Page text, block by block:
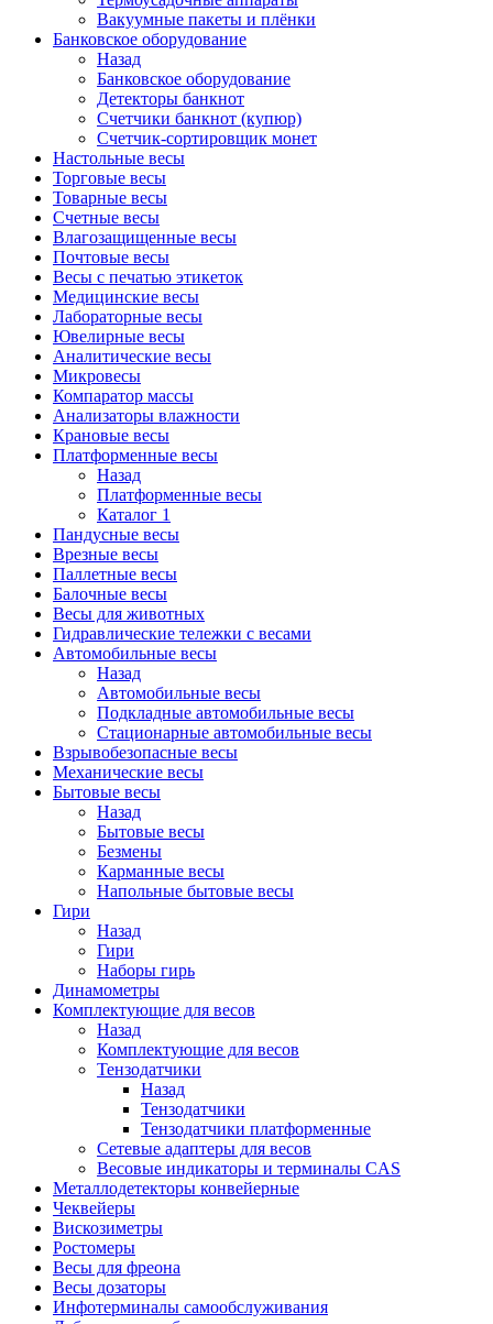
Вакуумные пакеты и плёнки
Банковское оборудование
Назад
Банковское оборудование
Детекторы банкнот
Cчетчики банкнот (купюр)
Счетчик-сортировщик монет
Настольные весы
Торговые весы
Товарные весы
Счетные весы
Влагозащищенные весы
Почтовые весы
Весы с печатью этикеток
Медицинские весы
Лабораторные весы
Ювелирные весы
Аналитические весы
Микровесы
Компаратор массы
Анализаторы влажности
Крановые весы
Платформенные весы
Назад
Платформенные весы
Каталог 1
Пандусные весы
Врезные весы
Паллетные весы
Балочные весы
Весы для животных
Гидравлические тележки с весами
Автомобильные весы
Назад
Автомобильные весы
Подкладные автомобильные весы
Стационарные автомобильные весы
Взрывобезопасные весы
Механические весы
Бытовые весы
Назад
Бытовые весы
Безмены
Карманные весы
Напольные бытовые весы
Гири
Назад
Гири
Наборы гирь
Динамометры
Комплектующие для весов
Назад
Комплектующие для весов
Тензодатчики
Назад
Тензодатчики
Тензодатчики платформенные
Сетевые адаптеры для весов
Весовые индикаторы и терминалы CAS
Металлодетекторы конвейерные
Чеквейеры
Вискозиметры
Ростомеры
Весы для фреона
Весы дозаторы
Инфотерминалы самообслуживания